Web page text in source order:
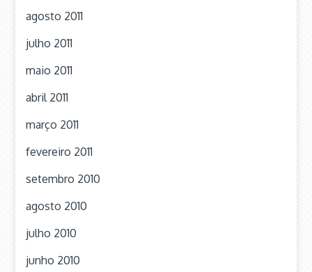
agosto 2011
julho 2011
maio 2011
abril 2011
março 2011
fevereiro 2011
setembro 2010
agosto 2010
julho 2010
junho 2010